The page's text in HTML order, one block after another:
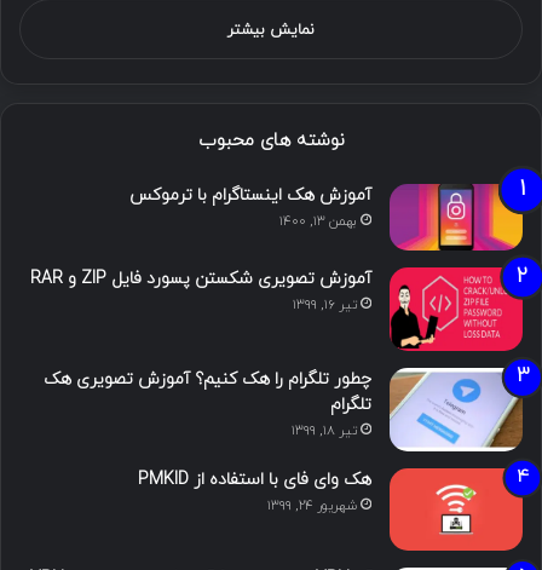
نمایش بیشتر
نوشته های محبوب
آموزش هک اینستاگرام با ترموکس
بهمن ۱۳, ۱۴۰۰
آموزش تصویری شکستن پسورد فایل ZIP و RAR
تیر ۱۶, ۱۳۹۹
چطور تلگرام را هک کنیم؟ آموزش تصویری هک
تلگرام
تیر ۱۸, ۱۳۹۹
هک وای فای با استفاده از PMKID
شهریور ۲۴, ۱۳۹۹